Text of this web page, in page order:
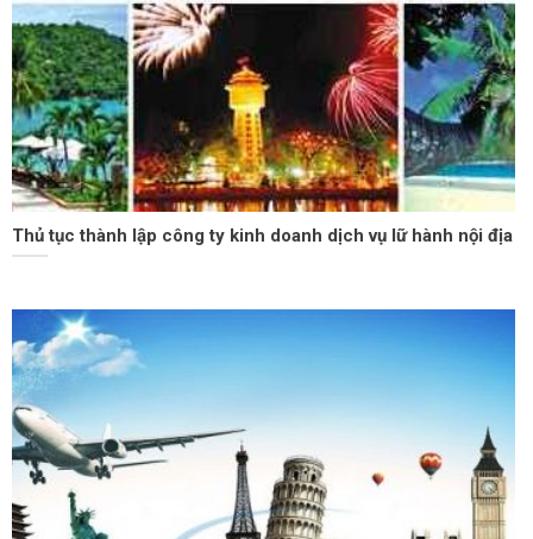
Thủ tục thành lập công ty kinh doanh dịch vụ lữ hành nội địa